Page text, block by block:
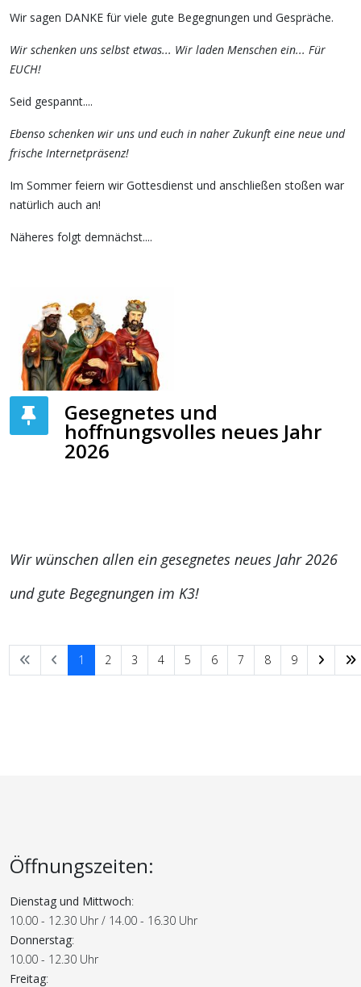
Wir sagen DANKE für viele gute Begegnungen und Gespräche.
Wir schenken uns selbst etwas... Wir laden Menschen ein... Für
EUCH!
Seid gespannt....
Ebenso schenken wir uns und euch in naher Zukunft eine neue und
frische Internetpräsenz!
Im Sommer feiern wir Gottesdienst und anschließen stoßen war
natürlich auch an!
Näheres folgt demnächst....
Gesegnetes und
hoffnungsvolles neues Jahr
2026
Wir wünschen allen ein gesegnetes neues Jahr 2026
und gute Begegnungen im K3!
1 2 3 4 5 6 7 8 9
Öffnungszeiten:
Dienstag und Mittwoch:
10.00 - 12.30 Uhr / 14.00 - 16.30 Uhr
Donnerstag:
10.00 - 12.30 Uhr
Freitag: